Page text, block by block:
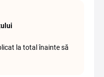
la total înainte să